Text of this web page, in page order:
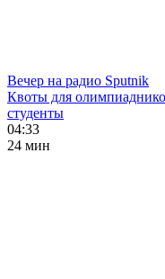
Вечер на радио Sputnik
Квоты для
студенты
04:33
24 мин